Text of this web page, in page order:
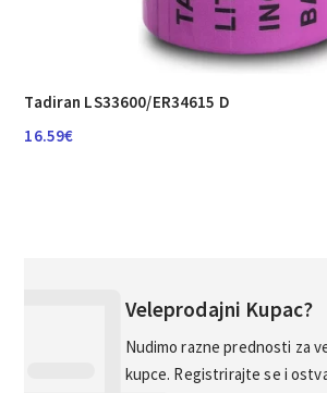
Tadiran LS33600/ER34615 D
16.59€
Veleprodajni Kupac?
Nudimo razne prednosti za
kupce. Registrirajte se i